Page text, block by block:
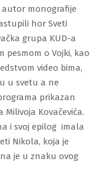
autor monografije
hor Sveti
grupa KUD-a
pesmom o Vojki, kao
video bima,
u svetu a ne
prikazan
Kovačevića.
i svoj epilog imala
Nikola, koja je
je u znaku ovog